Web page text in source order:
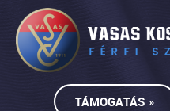
TÁMOGATÁS »